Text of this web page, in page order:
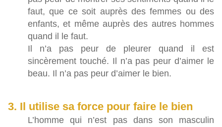
faut, que ce soit auprès des femmes ou des
enfants, et même auprès des autres hommes
quand il le faut.
Il n’a pas peur de pleurer quand il est
sincèrement touché. Il n’a pas peur d’aimer le
beau. Il n’a pas peur d’aimer le bien.
3. Il utilise sa force pour faire le bien
L’homme qui n’est pas dans son masculin